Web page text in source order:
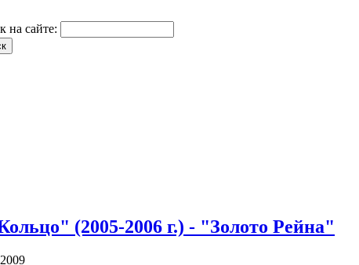
на сайте:
(2005-2006 г.) - "Золото Рейна"